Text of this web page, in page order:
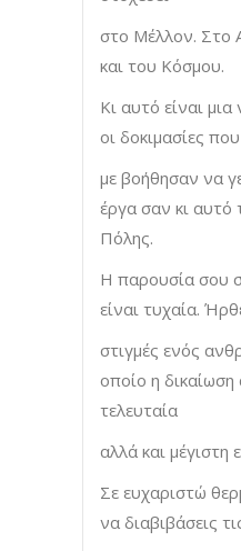
στο Μέλλον. Στο
και του Κόσμου.
Κι αυτό είναι μια
οι δοκιμασίες
με βοήθησαν να
έργα σαν κι
Πόλης.
Η παρουσία σου
είναι τυχαία.
στιγμές ενός
οποίο η δικαίωση
τελευταία
αλλά και μέγιστη
Σε ευχαριστώ
να διαβιβάσεις